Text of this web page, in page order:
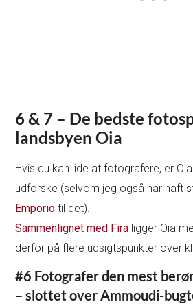
6 & 7 – De bedste
landsbyen Oia
Hvis du kan lide at fotografere, er
udforske (selvom jeg også har haft
Emporio til det).
Sammenlignet med Fira ligger Oia
derfor på flere udsigtspunkter over
#6 Fotografer den mest
– slottet over Ammoudi-